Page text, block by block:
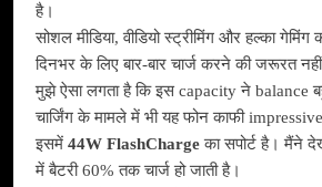
है।
सोशल मीडिया, वीडियो स्ट्रीमिंग और हल्का
दिनभर के लिए बार-बार चार्ज करने की जरूरत
मुझे ऐसा लगता है कि इस capacity ने balance
चार्जिंग के मामले में भी यह फोन काफी
इसमें 44W FlashChargeका सपोर्ट है। मैंने
में बैटरी 60% तक चार्ज हो जाती है।